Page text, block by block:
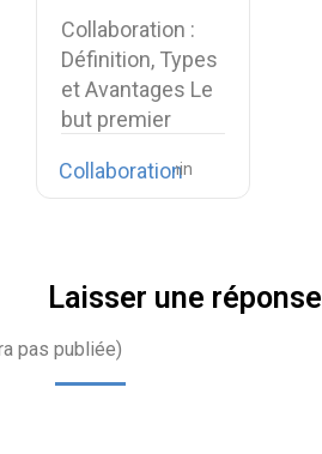
Collaboration :
Définition, Types
et Avantages Le
but premier
dans son…
Collaboration
Laisser une réponse
pas publiée)